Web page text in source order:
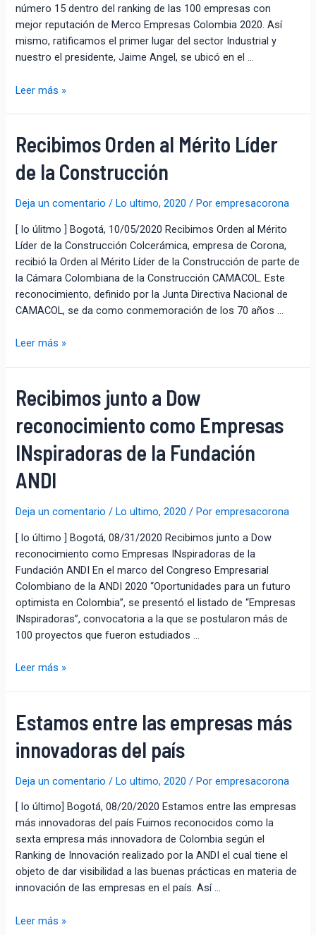
número 15 dentro del ranking de las 100 empresas con
mejor reputación de Merco Empresas Colombia 2020. Así
mismo, ratificamos el primer lugar del sector Industrial y
nuestro el presidente, Jaime Angel, se ubicó en el …
Leer más »
Recibimos Orden al Mérito Líder
de la Construcción
Deja un comentario /Lo ultimo,2020 / Porempresacorona
[ lo úlitmo ] Bogotá, 10/05/2020 Recibimos Orden al Mérito
Líder de la Construcción Colcerámica, empresa de Corona,
recibió la Orden al Mérito Líder de la Construcción de parte de
la Cámara Colombiana de la Construcción CAMACOL. Este
reconocimiento, definido por la Junta Directiva Nacional de
CAMACOL, se da como conmemoración de los 70 años …
Leer más »
Recibimos junto a Dow
reconocimiento como Empresas
INspiradoras de la Fundación
ANDI
Deja un comentario /Lo ultimo,2020 / Porempresacorona
[ lo último ] Bogotá, 08/31/2020 Recibimos junto a Dow
reconocimiento como Empresas INspiradoras de la
Fundación ANDI En el marco del Congreso Empresarial
Colombiano de la ANDI 2020 “Oportunidades para un futuro
optimista en Colombia”, se presentó el listado de “Empresas
INspiradoras”, convocatoria a la que se postularon más de
100 proyectos que fueron estudiados …
Leer más »
Estamos entre las empresas más
innovadoras del país
Deja un comentario /Lo ultimo,2020 / Porempresacorona
[ lo último] Bogotá, 08/20/2020 Estamos entre las empresas
más innovadoras del país Fuimos reconocidos como la
sexta empresa más innovadora de Colombia según el
Ranking de Innovación realizado por la ANDI el cual tiene el
objeto de dar visibilidad a las buenas prácticas en materia de
innovación de las empresas en el país. Así …
Leer más »